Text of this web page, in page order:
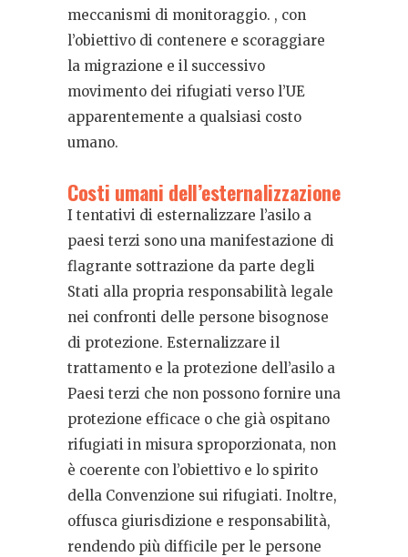
meccanismi di monitoraggio. , con
l’obiettivo di contenere e scoraggiare
la migrazione e il successivo
movimento dei rifugiati verso l’UE
apparentemente a qualsiasi costo
umano.
Costi umani dell’esternalizzazione
I tentativi di esternalizzare l’asilo a
paesi terzi sono una manifestazione di
flagrante sottrazione da parte degli
Stati alla propria responsabilità legale
nei confronti delle persone bisognose
di protezione. Esternalizzare il
trattamento e la protezione dell’asilo a
Paesi terzi che non possono fornire una
protezione efficace o che già ospitano
rifugiati in misura sproporzionata, non
è coerente con l’obiettivo e lo spirito
della Convenzione sui rifugiati. Inoltre,
offusca giurisdizione e responsabilità,
rendendo più difficile per le persone